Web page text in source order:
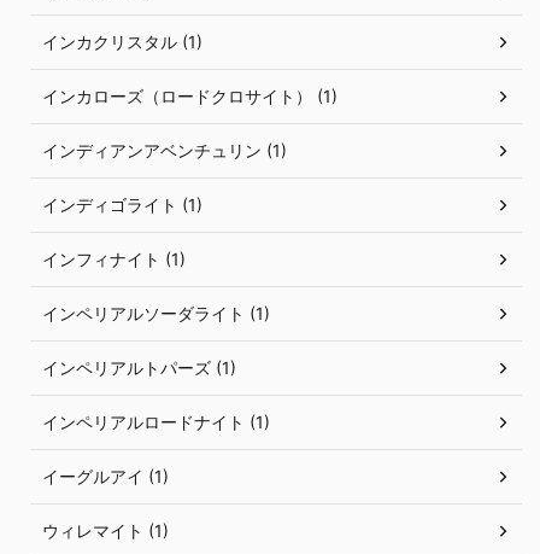
インカクリスタル (1)
インカローズ（ロードクロサイト） (1)
インディアンアベンチュリン (1)
インディゴライト (1)
インフィナイト (1)
インペリアルソーダライト (1)
インペリアルトパーズ (1)
インペリアルロードナイト (1)
イーグルアイ (1)
ウィレマイト (1)